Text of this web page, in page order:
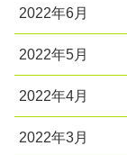
2022年6月
2022年5月
2022年4月
2022年3月